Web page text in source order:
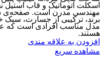
اسکلت اتوماتیک و قاب استیل
مهندسی مدرن است. صفحه‌ی
برند، ترکیبی از جسارت، سبک
مدل مناسب افرادی است
هستند.
افزودن به علاقه مندی
مشاهده سریع